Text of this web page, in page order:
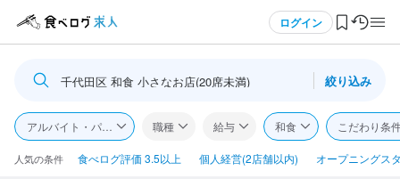
ログイン
ログイン・無料会員登録
食べログ求人TOP
千代田区 和食 小さなお店(20席未満) 絞り込み
アルバイト・パート 職種 給与 和食 こだわり条
人気の条件 食べログ評価 3.5以上 個人経営(2店舗以内) オープニングス